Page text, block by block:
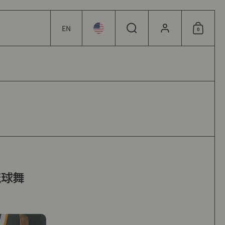
ENChoose language / currency
Choose language / currency
Search Account 0
舞